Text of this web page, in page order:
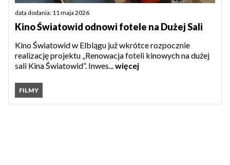
data dodania: 11 maja 2026
Kino Światowid odnowi fotele na Dużej Sali
Kino Światowid w Elblągu już wkrótce rozpocznie
realizację projektu „Renowacja foteli kinowych na dużej
sali Kina Światowid”. Inwes... więcej
FILMY